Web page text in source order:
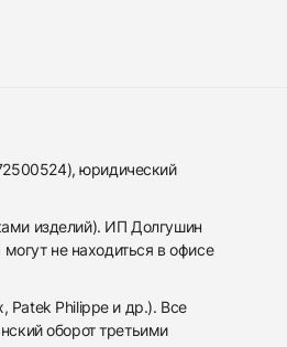
юридический
изделий). ИП Долгушин
не находиться в офисе
Patek Philippe и др.). Все
оборот третьими